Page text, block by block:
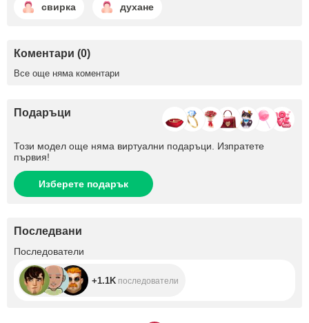
свирка духане
Коментари (0)
Все още няма коментари
Подаръци
Този модел още няма виртуални подаръци. Изпратете
първия!
Изберете подарък
Последвани
Последователи
+1.1K последователи